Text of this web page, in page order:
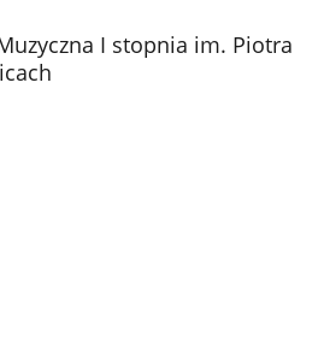
I stopnia im. Piotra